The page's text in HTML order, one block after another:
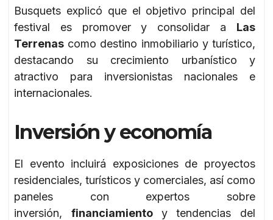
Busquets explicó que el objetivo principal del
festival es promover y consolidar a Las
Terrenas como destino inmobiliario y turístico,
destacando su crecimiento urbanístico y
atractivo para inversionistas nacionales e
internacionales.
Inversión y economía
El evento incluirá exposiciones de proyectos
residenciales, turísticos y comerciales, así como
paneles con expertos sobre
inversión, financiamiento y tendencias del